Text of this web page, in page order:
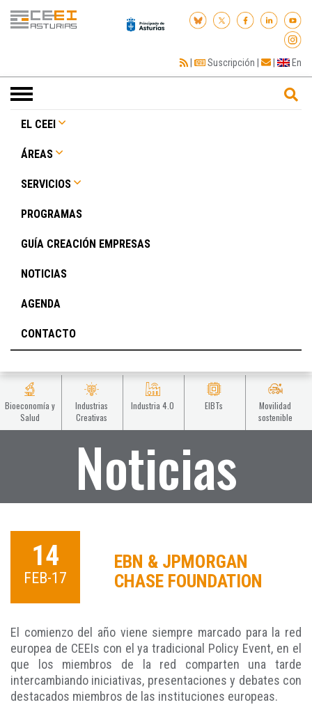
| Suscripción | | En
Toggle
navigation
EL CEEI
ÁREAS
SERVICIOS
PROGRAMAS
GUÍA CREACIÓN EMPRESAS
NOTICIAS
AGENDA
CONTACTO
Bioeconomía y
Salud
Industrias
Creativas
Industria 4.0 EIBTs
Movilidad
sostenible
Noticias
14
FEB-17
EBN & JPMORGAN
CHASE FOUNDATION
El comienzo del año viene siempre marcado para la red
europea de CEEIs con el ya tradicional Policy Event, en el
que los miembros de la red comparten una tarde
intercambiando iniciativas, presentaciones y debates con
destacados miembros de las instituciones europeas.